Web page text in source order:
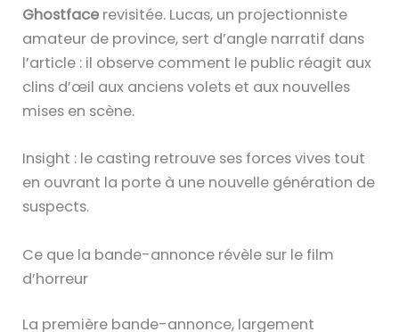
Ghostface revisitée. Lucas, un projectionniste
amateur de province, sert d’angle narratif dans
l’article : il observe comment le public réagit aux
clins d’œil aux anciens volets et aux nouvelles
mises en scène.
Insight : le casting retrouve ses forces vives tout
en ouvrant la porte à une nouvelle génération de
suspects.
Ce que la bande-annonce révèle sur le film
d’horreur
La première bande-annonce, largement